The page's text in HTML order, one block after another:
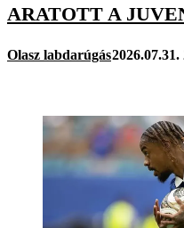
ARATOTT A
Olasz labdarúgás2026.07.31.